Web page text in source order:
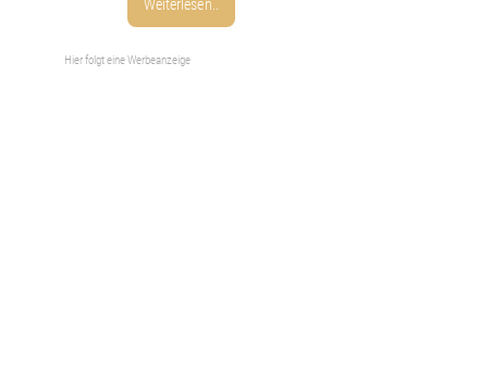
Weiterlesen..
Hier folgt eine Werbeanzeige